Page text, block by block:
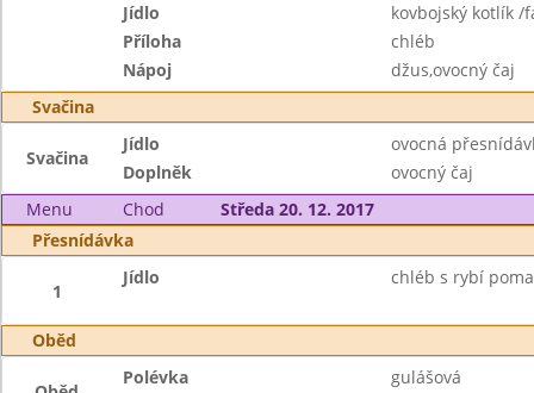
Jídlo
kovbojský kotlík /
Příloha
chléb
Nápoj
džus,ovocný čaj
Svačina
Svačina
Jídlo
ovocná
Doplněk
ovocný čaj
Menu
Chod
Středa 20. 12. 2017
Přesnídávka
1
Jídlo chléb s rybí
Oběd
Polévka gulášová